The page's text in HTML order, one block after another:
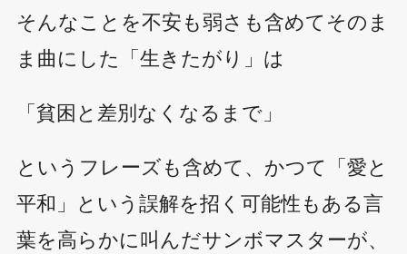
そんなことを不安も弱さも含めてそのま
ま曲にした「生きたがり」は
「貧困と差別なくなるまで」
というフレーズも含めて、かつて「愛と
平和」という誤解を招く可能性もある言
葉を高らかに叫んだサンボマスターが、